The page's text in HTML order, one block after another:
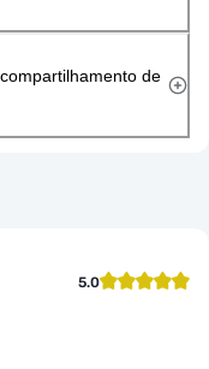
de
5.0